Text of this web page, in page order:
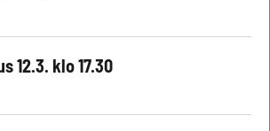
12.3. klo 17.30